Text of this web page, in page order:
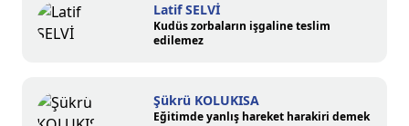
Latif SELVİ
Kudüs zorbaların işgaline teslim
edilemez
Şükrü KOLUKISA
Eğitimde yanlış hareket harakiri demek